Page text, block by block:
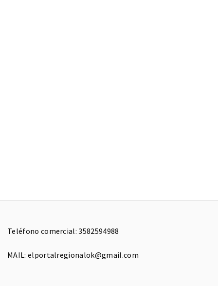
Teléfono comercial: 3582594988
MAIL: elportalregionalok@gmail.com